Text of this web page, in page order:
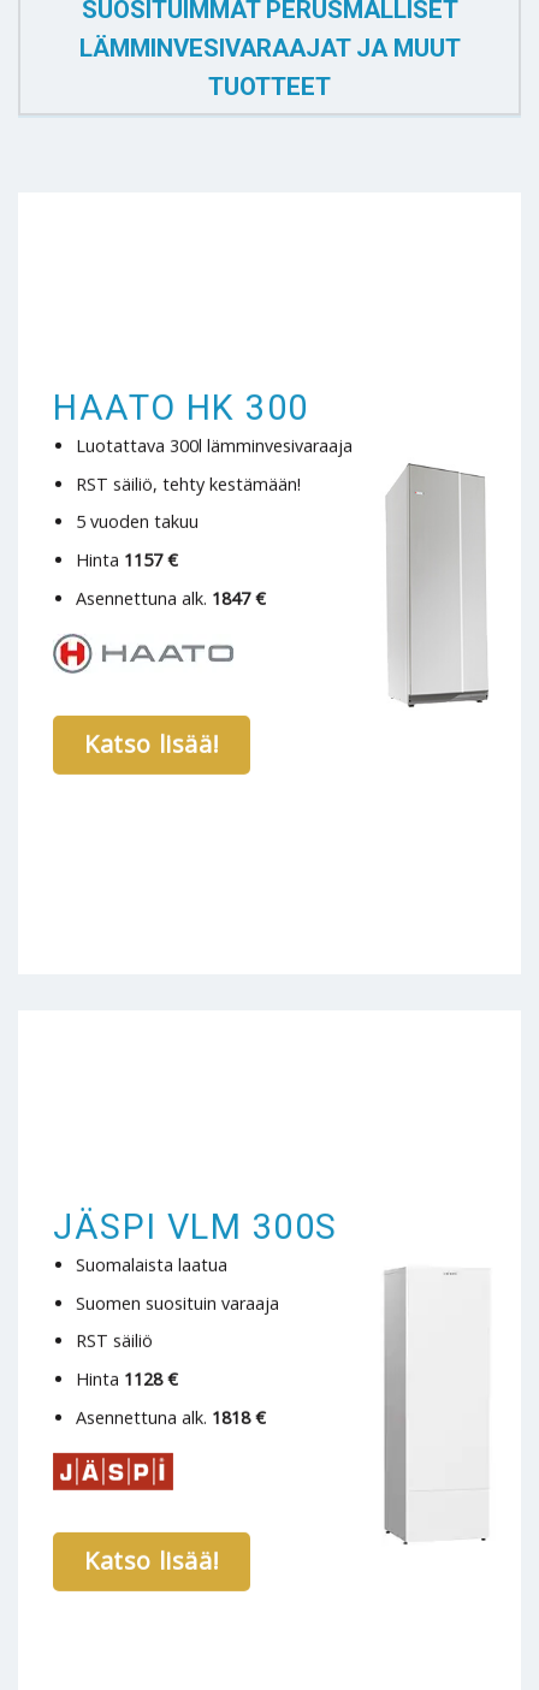
SUOSITUIMMAT PERUSMALLISET
LÄMMINVESIVARAAJAT JA MUUT
TUOTTEET
HAATO HK 300
Luotattava 300l lämminvesivaraaja
RST säiliö, tehty kestämään!
5 vuoden takuu
Hinta 1157 €
Asennettuna alk. 1847 €
Katso lisää!
JÄSPI VLM 300S
Suomalaista laatua
Suomen suosituin varaaja
RST säiliö
Hinta 1128 €
Asennettuna alk. 1818 €
Katso lisää!